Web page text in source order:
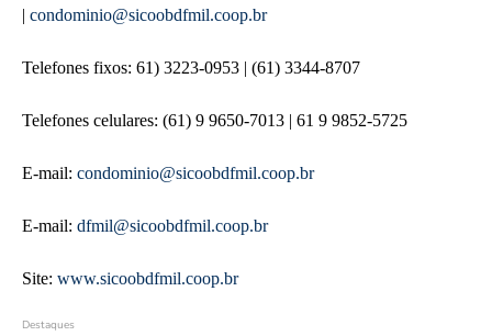
| condominio@sicoobdfmil.coop.br
Telefones fixos: 61) 3223-0953 | (61) 3344-8707
Telefones celulares: (61) 9 9650-7013 | 61 9 9852-5725
E-mail: condominio@sicoobdfmil.coop.br
E-mail: dfmil@sicoobdfmil.coop.br
Site: www.sicoobdfmil.coop.br
Destaques